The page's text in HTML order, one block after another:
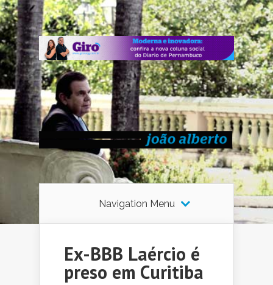
Navigation Menu
Ex-BBB Laércio é
preso em Curitiba